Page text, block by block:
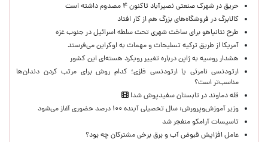
حریق در شهرک صنعتی نصیرآباد تاکنون ۴ مصدوم داشته است
کالابرگ در فروشگاه‌های بزرگ هم از کار افتاد
طرح نتانیاهو برای ساخت شهری تحت سلطه اسرائیل در جنوب غزه
آمریکا از طریق ترکیه تسلیحات و مهمات به اوکراین می‌فرستد
هشدار روسیه به ژاپن درباره تغییر رویکرد هسته‌ای این کشور
ارتودنسی نامرئی یا ارتودنسی فلزی؛ کدام روش برای مرتب کردن دندان‌ها
مناسب‌تر است؟
قله دماوند در تابستان سفیدپوش شد!
وزیر آموزش‌وپرورش: سال تحصیلی آینده ۱۰۰ درصد حضوری آغاز می‌شود
تاسیسات آرامکو منفجر شد
عامل افزایش قبوض آب و برق برخی مشترکان چه بود؟